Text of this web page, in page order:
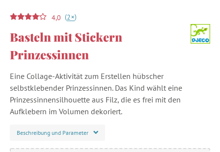
4,0 (2+)
Basteln mit Stickern
Prinzessinnen
Eine Collage-Aktivität zum Erstellen hübscher
selbstklebender Prinzessinnen. Das Kind wählt eine
Prinzessinnensilhouette aus Filz, die es frei mit den
Aufklebern im Volumen dekoriert.
Beschreibung und Parameter